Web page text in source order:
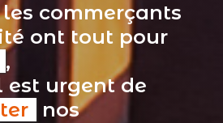
commerçants
ont tout pour
,
est urgent de
nos